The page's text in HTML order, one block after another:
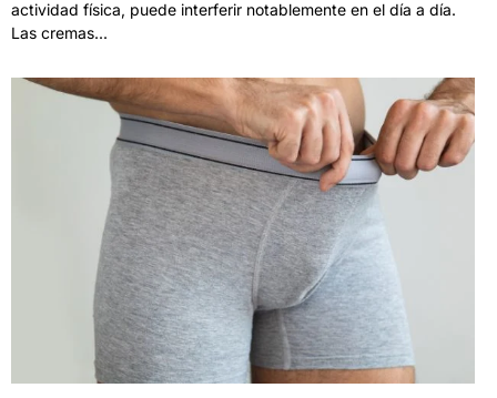
actividad física, puede interferir notablemente en el día a día.
Las cremas...